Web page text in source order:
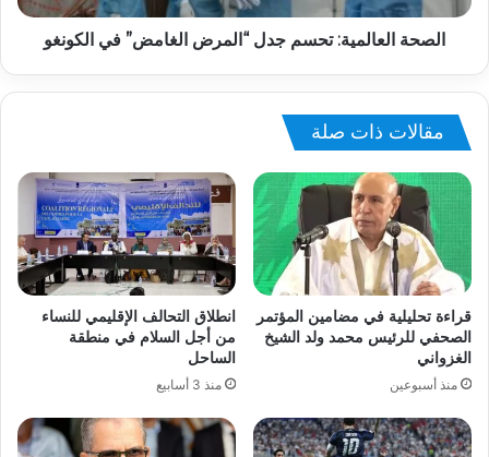
الصحة العالمية: تحسم جدل “المرض الغامض” في الكونغو
مقالات ذات صلة
قراءة تحليلية في مضامين المؤتمر
الصحفي للرئيس محمد ولد الشيخ
الغزواني
منذ أسبوعين
انطلاق التحالف الإقليمي للنساء
من أجل السلام في منطقة
الساحل
منذ 3 أسابيع